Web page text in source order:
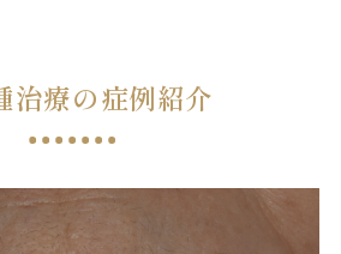
治療の症例紹介